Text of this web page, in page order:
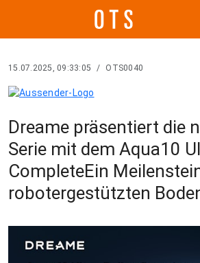
15.07.2025, 09:33:05 / OTS0040
Dreame präsentiert die
Serie mit dem Aqua10
CompleteEin
robotergestützten